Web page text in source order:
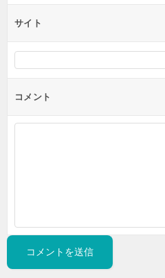
サイト
コメント